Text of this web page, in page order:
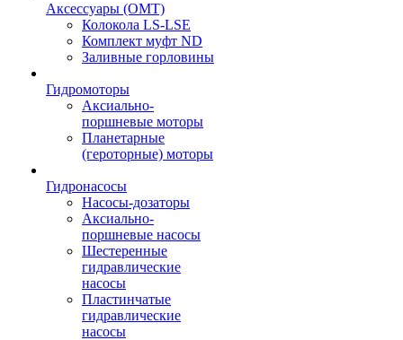
Аксессуары (OMT)
Колокола LS-LSE
Комплект муфт ND
Заливные горловины
Гидромоторы
Аксиально-
поршневые моторы
Планетарные
(героторные) моторы
Гидронасосы
Насосы-дозаторы
Аксиально-
поршневые насосы
Шестеренные
гидравлические
насосы
Пластинчатые
гидравлические
насосы